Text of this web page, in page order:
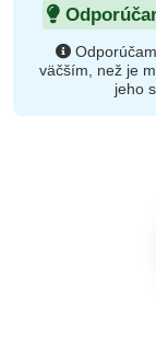
väčším, než je
jeho